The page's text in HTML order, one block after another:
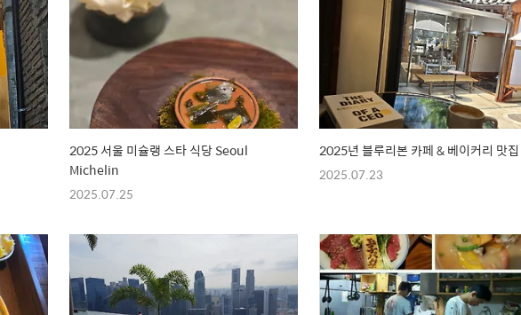
2025 서울 미슐랭 스타 식당 Seoul
Michelin
2025.07.25
2025년 블루리본 카페 & 베이커리 맛집
2025.07.23